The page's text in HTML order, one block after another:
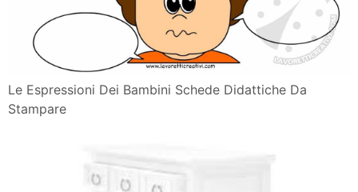
Le Espressioni Dei Bambini Schede Didattiche Da
Stampare